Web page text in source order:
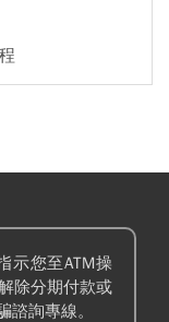
示您至ATM操
除分期付款或
詢專線。